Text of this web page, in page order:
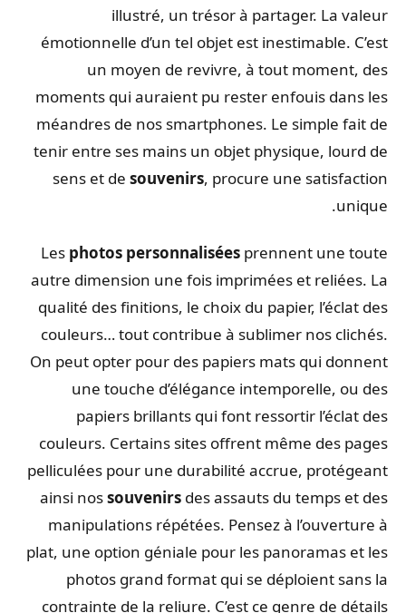
illustré, un trésor à partager. La valeur
émotionnelle d’un tel objet est inestimable. C’est
un moyen de revivre, à tout moment, des
moments qui auraient pu rester enfouis dans les
méandres de nos smartphones. Le simple fait de
tenir entre ses mains un objet physique, lourd de
sens et desouvenirs , procure une satisfaction
unique.
Lesphotos personnalisées prennent une toute
autre dimension une fois imprimées et reliées. La
qualité des finitions, le choix du papier, l’éclat des
couleurs… tout contribue à sublimer nos clichés.
On peut opter pour des papiers mats qui donnent
une touche d’élégance intemporelle, ou des
papiers brillants qui font ressortir l’éclat des
couleurs. Certains sites offrent même des pages
pelliculées pour une durabilité accrue, protégeant
ainsi nossouvenirs des assauts du temps et des
manipulations répétées. Pensez à l’ouverture à
plat, une option géniale pour les panoramas et les
photos grand format qui se déploient sans la
contrainte de la reliure. C’est ce genre de détails